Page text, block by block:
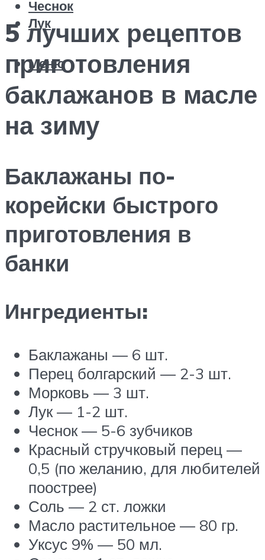
Чеснок
Лук
Меню
5 лучших рецептов
приготовления
баклажанов в масле
на зиму
Баклажаны по-
корейски быстрого
приготовления в
банки
Ингредиенты:
Баклажаны — 6 шт.
Перец болгарский — 2-3 шт.
Морковь — 3 шт.
Лук — 1-2 шт.
Чеснок — 5-6 зубчиков
Красный стручковый перец —
0,5 (по желанию, для любителей
поострее)
Соль — 2 ст. ложки
Масло растительное — 80 гр.
Уксус 9% — 50 мл.